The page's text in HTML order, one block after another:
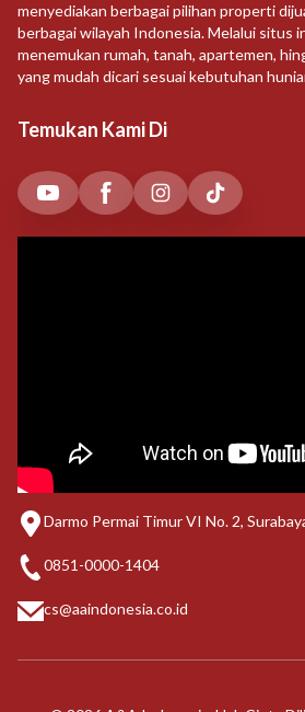
menyediakan berbagai pilihan properti
berbagai wilayah Indonesia. Melalui situs
menemukan rumah, tanah, apartemen,
yang mudah dicari sesuai kebutuhan
Temukan Kami Di
Darmo Permai Timur VI No. 2,
0851-0000-1404
cs@aaindonesia.co.id